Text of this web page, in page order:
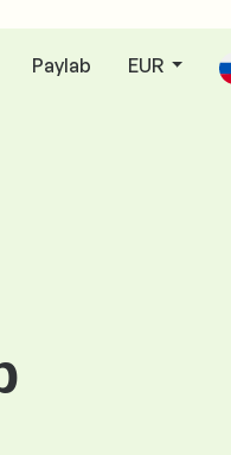
Paylab EUR